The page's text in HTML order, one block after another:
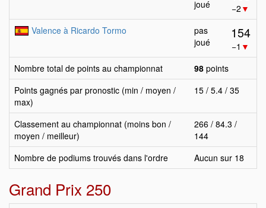
joué
−2 ▼
Valence à Ricardo Tormo
pas
joué
154
−1 ▼
Nombre total de points au championnat
98 points
Points gagnés par pronostic (min / moyen /
max)
15 / 5.4 / 35
Classement au championnat (moins bon /
moyen / meilleur)
266 / 84.3 /
144
Nombre de podiums trouvés dans l'ordre
Aucun sur 18
Grand Prix 250